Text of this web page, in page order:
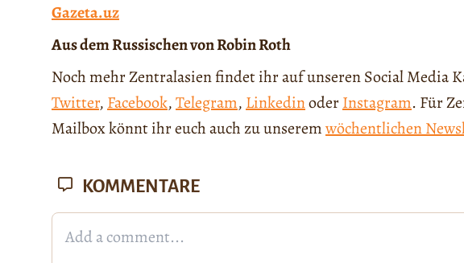
Gazeta.uz
Aus dem Russischen von Robin Roth
Noch mehr Zentralasien findet ihr auf unseren Social Media
Twitter, Facebook,Telegram, LinkedinoderInstagram. Für
Mailbox könnt ihr euch auch zu unseremwöchentlichen
KOMMENTARE